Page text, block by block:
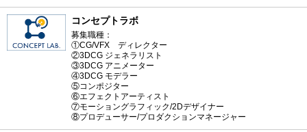
コンセプトラボ
募集職種：
①CG/VFX ディレクター
②3DCG ジェネラリスト
③3DCG アニメーター
④3DCG モデラー
⑤コンポジター
⑥エフェクトアーティスト
⑦モーショングラフィック/2Dデザイナー
⑧プロデューサー/プロダクションマネージャー